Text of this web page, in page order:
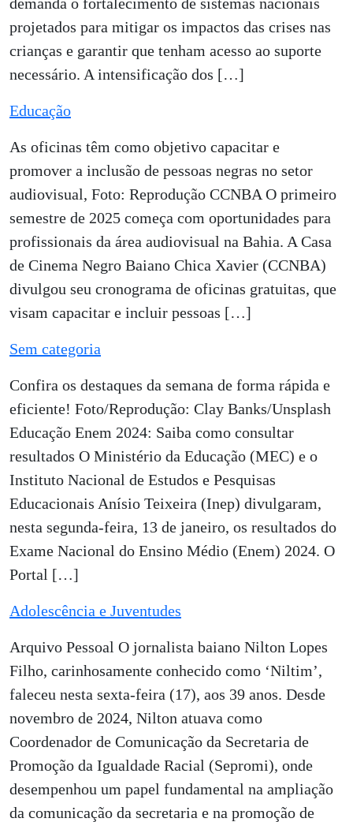
projetados para mitigar os impactos das crises nas
crianças e garantir que tenham acesso ao suporte
necessário. A intensificação dos […]
Educação
As oficinas têm como objetivo capacitar e
promover a inclusão de pessoas negras no setor
audiovisual, Foto: Reprodução CCNBA O primeiro
semestre de 2025 começa com oportunidades para
profissionais da área audiovisual na Bahia. A Casa
de Cinema Negro Baiano Chica Xavier (CCNBA)
divulgou seu cronograma de oficinas gratuitas, que
visam capacitar e incluir pessoas […]
Sem categoria
Confira os destaques da semana de forma rápida e
eficiente! Foto/Reprodução: Clay Banks/Unsplash
Educação Enem 2024: Saiba como consultar
resultados O Ministério da Educação (MEC) e o
Instituto Nacional de Estudos e Pesquisas
Educacionais Anísio Teixeira (Inep) divulgaram,
nesta segunda-feira, 13 de janeiro, os resultados do
Exame Nacional do Ensino Médio (Enem) 2024. O
Portal […]
Adolescência e Juventudes
Arquivo Pessoal O jornalista baiano Nilton Lopes
Filho, carinhosamente conhecido como ‘Niltim’,
faleceu nesta sexta-feira (17), aos 39 anos. Desde
novembro de 2024, Nilton atuava como
Coordenador de Comunicação da Secretaria de
Promoção da Igualdade Racial (Sepromi), onde
desempenhou um papel fundamental na ampliação
da comunicação da secretaria e na promoção de